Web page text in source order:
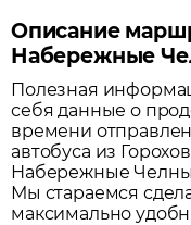
Описание
Набережные
Полезная
себя данные о
времени
автобуса из
Набережные Челны
Мы стараемся
максимально